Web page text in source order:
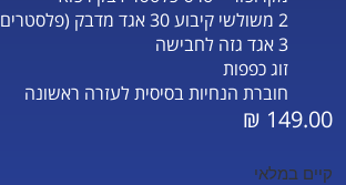
2 משולשי קיבוע 30 אגד מדבק (פלסטרים)
3 אגד גזה לחבישה
זוג כפפות
חוברת הנחיות בסיסית לעזרה ראשונה
₪ 149.00
קיים במלאי